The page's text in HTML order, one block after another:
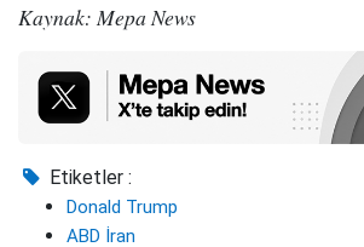
Kaynak: Mepa News
Etiketler :
Donald Trump
ABD İran